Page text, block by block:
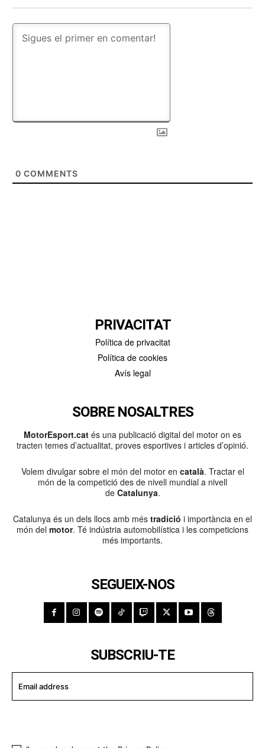
0 COMMENTS
PRIVACITAT
Política de privacitat
Política de cookies
Avís legal
SOBRE NOSALTRES
MotorEsport.cat és una publicació digital del motor on es
tracten temes d’actualitat, proves esportives i articles d’opinió.
Volem divulgar sobre el món del motor en català. Tractar el
món de la competició des de nivell mundial a nivell
de Catalunya.
Catalunya és un dels llocs amb més tradició i importància en el
món del motor. Té indústria automobilística i les competicions
més importants.
SEGUEIX-NOS
SUBSCRIU-TE